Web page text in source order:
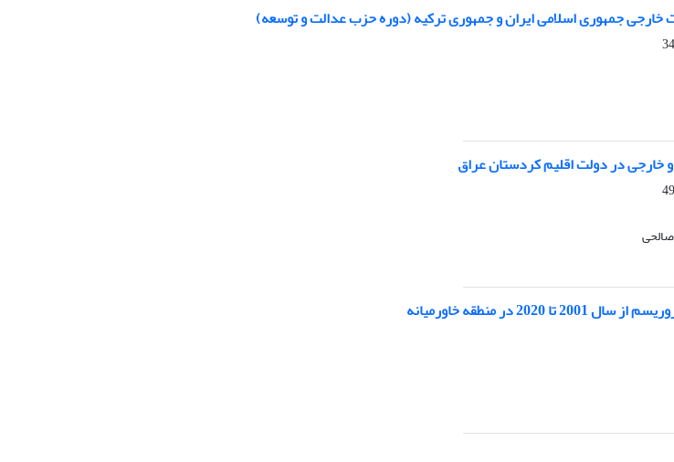
جمهوری اسلامی ایران و جمهوری ترکیه (دوره حزب عدالت و توسعه)
خارجی در دولت اقلیم کردستان عراق
در منطقه خاورمیانه